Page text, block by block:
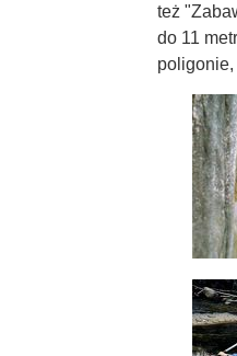
też
do 11